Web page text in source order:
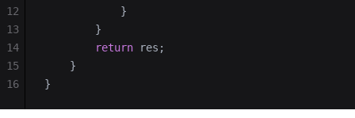
            }
        }
        return
res;
    }
}
12
13
14
15
16